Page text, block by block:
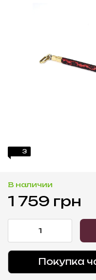
3
В наличии
1 759 грн
Покупка